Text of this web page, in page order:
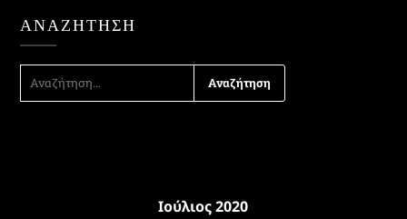
ΑΝΑΖΉΤΗΣΗ
ΑΝΑΖΉΤΗΣΗ
ΓΙΑ:
Ιούλιος 2020